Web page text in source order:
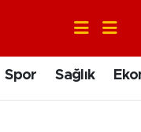
Spor Sağlık